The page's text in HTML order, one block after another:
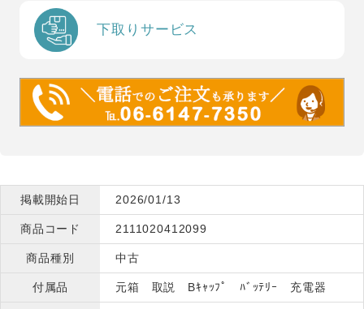
下取りサービス
掲載開始日 2026/01/13
商品コード 2111020412099
商品種別 中古
付属品 元箱 取説 Bｷｬｯﾌﾟ ﾊﾞｯﾃﾘｰ 充電器